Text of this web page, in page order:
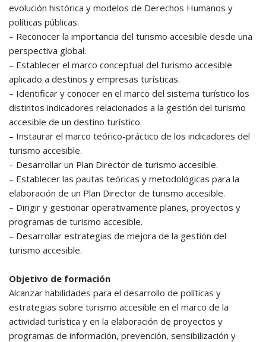
evolución histórica y modelos de Derechos Humanos y
políticas públicas.
– Reconocer la importancia del turismo accesible desde una
perspectiva global.
– Establecer el marco conceptual del turismo accesible
aplicado a destinos y empresas turísticas.
– Identificar y conocer en el marco del sistema turístico los
distintos indicadores relacionados a la gestión del turismo
accesible de un destino turístico.
– Instaurar el marco teórico-práctico de los indicadores del
turismo accesible.
– Desarrollar un Plan Director de turismo accesible.
– Establecer las pautas teóricas y metodológicas para la
elaboración de un Plan Director de turismo accesible.
– Dirigir y gestionar operativamente planes, proyectos y
programas de turismo accesible.
– Desarrollar estrategias de mejora de la gestión del
turismo accesible.
Objetivo de formación
Alcanzar habilidades para el desarrollo de políticas y
estrategias sobre turismo accesible en el marco de la
actividad turística y en la elaboración de proyectos y
programas de información, prevención, sensibilización y